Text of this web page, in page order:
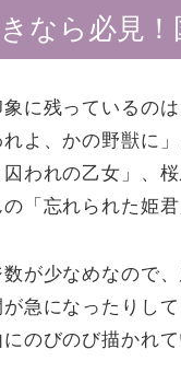
なら必見！
に残っているの
よ、かの野獣に
われの乙女」、
「忘れられた姫
が少なめなので
急になったりし
のびのび描かれ